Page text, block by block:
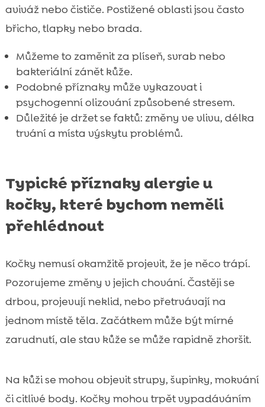
aviváž nebo čističe. Postižené oblasti jsou často
břicho, tlapky nebo brada.
Můžeme to zaměnit za plíseň, svrab nebo
bakteriální zánět kůže.
Podobné příznaky může vykazovat i
psychogenní olizování způsobené stresem.
Důležité je držet se faktů: změny ve vlivu, délka
trvání a místa výskytu problémů.
Typické příznaky alergie u
kočky, které bychom neměli
přehlédnout
Kočky nemusí okamžitě projevit, že je něco trápí.
Pozorujeme změny v jejich chování. Častěji se
drbou, projevují neklid, nebo přetrvávají na
jednom místě těla. Začátkem může být mírné
zarudnutí, ale stav kůže se může rapidně zhoršit.
Na kůži se mohou objevit strupy, šupinky, mokvání
či citlivé body. Kočky mohou trpět vypadáváním